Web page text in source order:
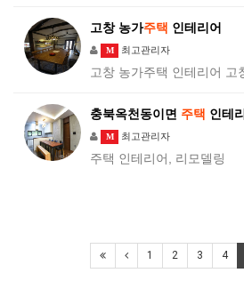
고창 농가주택 인테리어
M 최고관리자
고창 농가주택 인테리어 고
충북옥천동이면 주택 인테
M 최고관리자
주택 인테리어, 리모델링
1 2 3 4